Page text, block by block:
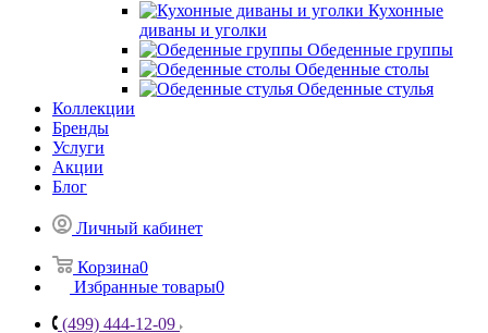
Кухонные
диваны и уголки
Обеденные группы
Обеденные столы
Обеденные стулья
Коллекции
Бренды
Услуги
Акции
Блог
Личный кабинет
Корзина0
Избранные товары0
(499) 444-12-09